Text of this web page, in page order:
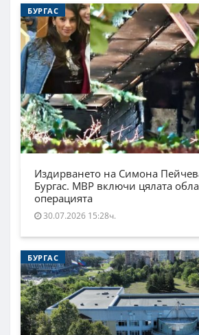
БУРГАС
Издирването на Симона
Бургас. МВР включи цялата
операцията
30.07.2026 15:28ч.
БУРГАС